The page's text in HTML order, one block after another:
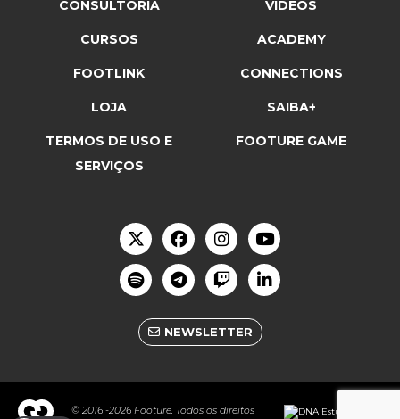
CONSULTORIA VÍDEOS
CURSOS ACADEMY
FOOTLINK CONNECTIONS
LOJA SAIBA+
TERMOS DE USO E
SERVIÇOS
FOOTURE GAME
NEWSLETTER
© 2016 -2026 Footure. Todos os direitos